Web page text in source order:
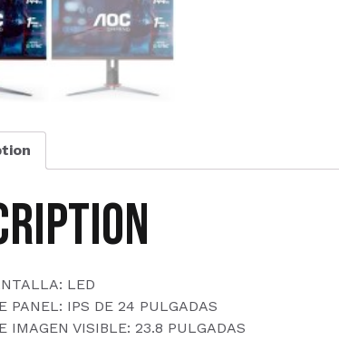
LED
PANEL: IPS DE 24 PULGADAS
IMAGEN VISIBLE: 23.8 PULGADAS